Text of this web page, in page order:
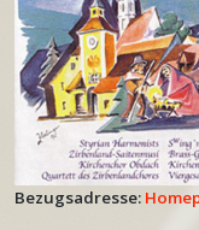
Bezugsadresse: